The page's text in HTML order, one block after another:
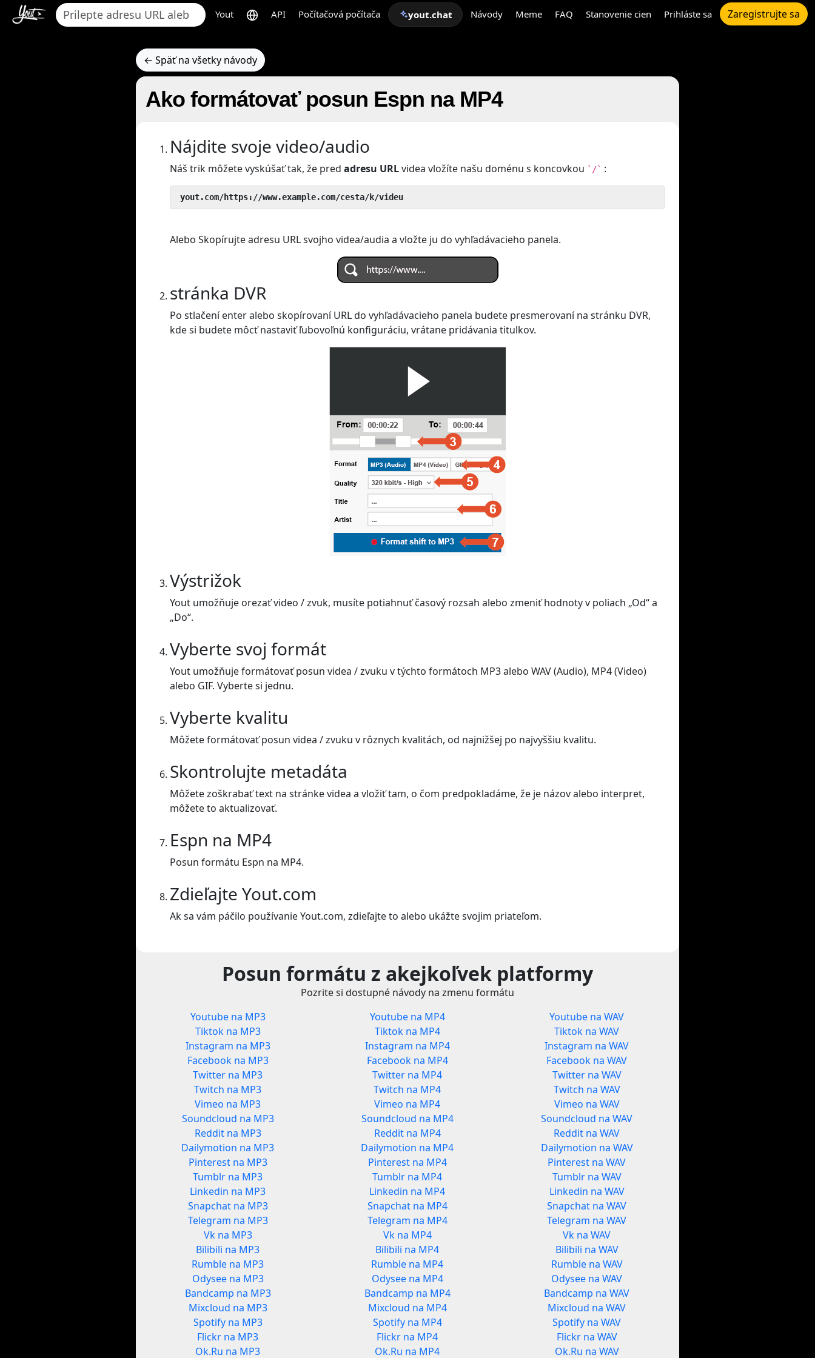
Yout API Počítačová počítača yout.chat Návody Meme FAQ Stanovenie cien Prihláste sa Zaregistrujte sa
← Späť na všetky návody
Ako formátovať posun Espn na MP4
Nájdite svoje video/audio
Náš trik môžete vyskúšať tak, že pred adresu URLvidea vložíte našu doménu s koncovkou `/` :
yout.com/https://www.example.com/cesta/k/videu
Alebo Skopírujte adresu URL svojho videa/audia a vložte ju do vyhľadávacieho panela.
stránka DVR
Po stlačení enter alebo skopírovaní URL do vyhľadávacieho panela budete presmerovaní na stránku DVR,
kde si budete môcť nastaviť ľubovoľnú konfiguráciu, vrátane pridávania titulkov.
Výstrižok
Yout umožňuje orezať video / zvuk, musíte potiahnuť časový rozsah alebo zmeniť hodnoty v poliach „Od“ a
„Do“.
Vyberte svoj formát
Yout umožňuje formátovať posun videa / zvuku v týchto formátoch MP3 alebo WAV (Audio), MP4 (Video)
alebo GIF. Vyberte si jednu.
Vyberte kvalitu
Môžete formátovať posun videa / zvuku v rôznych kvalitách, od najnižšej po najvyššiu kvalitu.
Skontrolujte metadáta
Môžete zoškrabať text na stránke videa a vložiť tam, o čom predpokladáme, že je názov alebo interpret,
môžete to aktualizovať.
Espn na MP4
Posun formátu Espn na MP4.
Zdieľajte Yout.com
Ak sa vám páčilo používanie Yout.com, zdieľajte to alebo ukážte svojim priateľom.
Posun formátu z akejkoľvek platformy
Pozrite si dostupné návody na zmenu formátu
Youtube na MP3
Tiktok na MP3
Instagram na MP3
Facebook na MP3
Twitter na MP3
Twitch na MP3
Vimeo na MP3
Soundcloud na MP3
Reddit na MP3
Dailymotion na MP3
Pinterest na MP3
Tumblr na MP3
Linkedin na MP3
Snapchat na MP3
Telegram na MP3
Vk na MP3
Bilibili na MP3
Rumble na MP3
Odysee na MP3
Bandcamp na MP3
Mixcloud na MP3
Spotify na MP3
Flickr na MP3
Ok.Ru na MP3
Youtube na MP4
Tiktok na MP4
Instagram na MP4
Facebook na MP4
Twitter na MP4
Twitch na MP4
Vimeo na MP4
Soundcloud na MP4
Reddit na MP4
Dailymotion na MP4
Pinterest na MP4
Tumblr na MP4
Linkedin na MP4
Snapchat na MP4
Telegram na MP4
Vk na MP4
Bilibili na MP4
Rumble na MP4
Odysee na MP4
Bandcamp na MP4
Mixcloud na MP4
Spotify na MP4
Flickr na MP4
Ok.Ru na MP4
Youtube na WAV
Tiktok na WAV
Instagram na WAV
Facebook na WAV
Twitter na WAV
Twitch na WAV
Vimeo na WAV
Soundcloud na WAV
Reddit na WAV
Dailymotion na WAV
Pinterest na WAV
Tumblr na WAV
Linkedin na WAV
Snapchat na WAV
Telegram na WAV
Vk na WAV
Bilibili na WAV
Rumble na WAV
Odysee na WAV
Bandcamp na WAV
Mixcloud na WAV
Spotify na WAV
Flickr na WAV
Ok.Ru na WAV